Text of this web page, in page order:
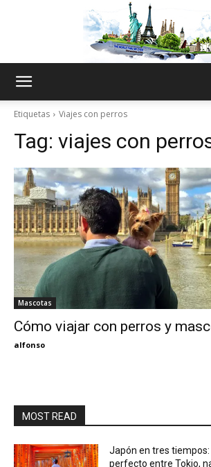
World
Thru
My
Etiquetas Viajes con perros
Tag: viajes con
Mascotas
Cómo viajar con perros y
alfonso
MOST READ
Japón en tres tiempos:
perfecto entre Tokio,